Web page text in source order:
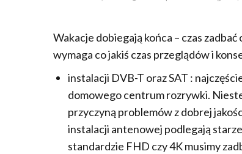
Wakacje dobiegają końca – czas
wymaga co jakiś czas przeglądów i
instalacji DVB-T oraz SAT :
domowego centrum rozrywki.
przyczyną problemów z dobrej
instalacji antenowej podlegają
standardzie FHD czy 4K musimy